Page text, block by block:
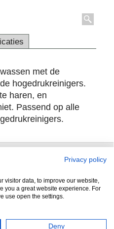
met de
hogedrukreinigers.
haren, en
Passend op alle
Tel: +31(0)320
253161
Privacy policy
visitor data, to improve our website,
you a great website experience. For
use open the settings.
Deny